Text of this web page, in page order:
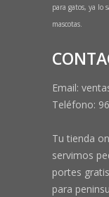
para gatos, ya lo
mascotas.
Email:
Teléfono:
Tu tienda
servimos
portes
para